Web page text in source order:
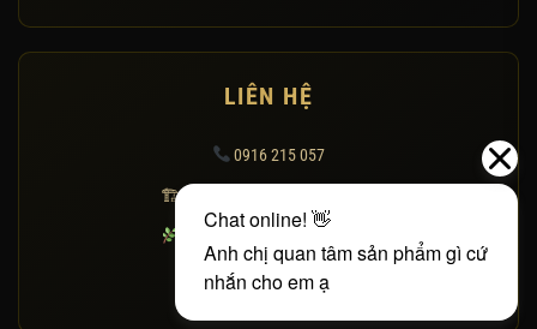
hai đầu. Thay vì hai cột trụ cao, chúng tôi thường thiết kế hai bên
cánh cuốn thư mềm mại, có thể là hình tượng bút và kiếm – biểu
tượng cho sự văn võ song toàn của gia tộc. Sự kết hợp này mang
lại cảm giác thanh thoát, không gây áp lực về mặt không gian, đặc
biệt phù hợp với những công trình có lối đi hẹp hoặc kiến trúc nhà
Ý nghĩa phong thủy sâu sắc của tấm bình phong đá
Trong phong thủy kiến trúc, tấm bình phong hay cuốn thư đá đóng
vai trò như một bức tường ngăn cách giữa thế giới tâm linh bên
trong và những xáo động bên ngoài. Hình tượng một bên là bút,
LIÊN HỆ
0916 215 057
🏗 Cắt tạo dáng & hoàn thiện đá
Chính sách trả hàng